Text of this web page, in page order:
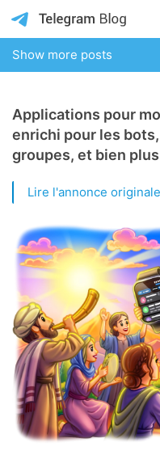
Show more posts
Applications pour
enrichi pour les
groupes, et bien
Lire l'annonce